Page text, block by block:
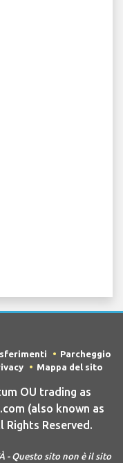
Parcheggio
Mappa del sito
OU trading as
(also known as
Reserved.
- Questo sito non è il sito